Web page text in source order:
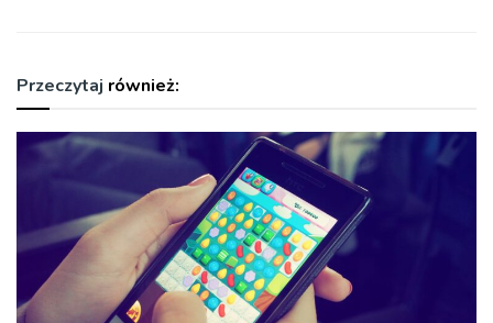
Przeczytaj również: